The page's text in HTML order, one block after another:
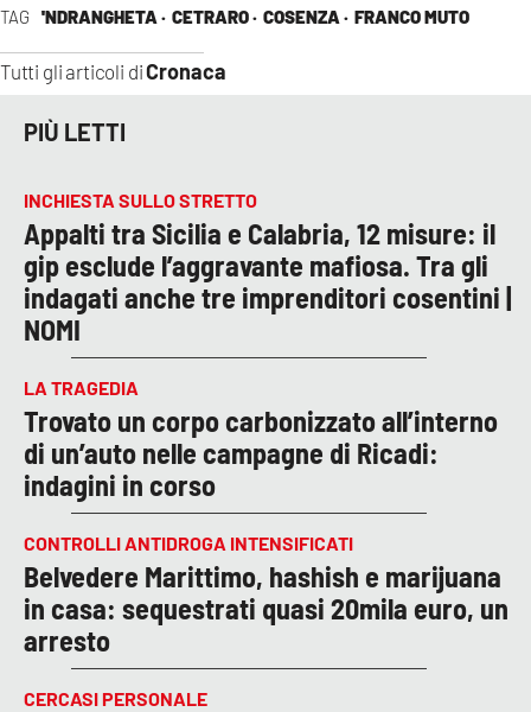
TAG 'NDRANGHETA · CETRARO · COSENZA · FRANCO MUTO
Tutti gli articoli diCronaca
PIÙ LETTI
INCHIESTA SULLO STRETTO
Appalti tra Sicilia e Calabria, 12 misure: il
gip esclude l’aggravante mafiosa. Tra gli
indagati anche tre imprenditori cosentini |
NOMI
LA TRAGEDIA
Trovato un corpo carbonizzato all’interno
di un’auto nelle campagne di Ricadi:
indagini in corso
CONTROLLI ANTIDROGA INTENSIFICATI
Belvedere Marittimo, hashish e marijuana
in casa: sequestrati quasi 20mila euro, un
arresto
CERCASI PERSONALE